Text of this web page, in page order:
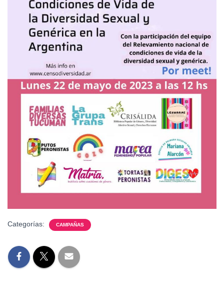
Categorías: CAMPAÑAS